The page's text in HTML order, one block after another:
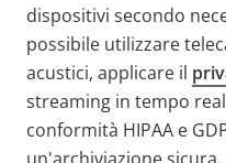
dispositivi secondo
possibile utilizzare
acustici, applicare il
streaming in tempo
conformità HIPAA e